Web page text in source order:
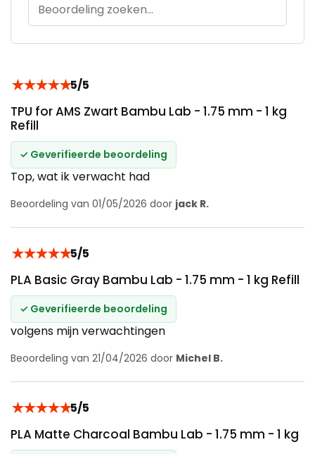
★★★★★5/5
TPU for AMS Zwart Bambu Lab - 1.75 mm - 1 kg
Refill
✓ Geverifieerde beoordeling
Top, wat ik verwacht had
Beoordeling van 01/05/2026 door jack R.
★★★★★5/5
PLA Basic Gray Bambu Lab - 1.75 mm - 1 kg Refill
✓ Geverifieerde beoordeling
volgens mijn verwachtingen
Beoordeling van 21/04/2026 door Michel B.
★★★★★5/5
PLA Matte Charcoal Bambu Lab - 1.75 mm - 1 kg